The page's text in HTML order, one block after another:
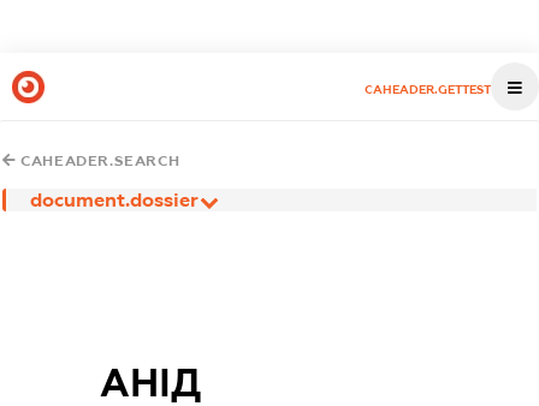
CAHEADER.GETTEST
CAHEADER.SEARCH
document.dossier
АНІД